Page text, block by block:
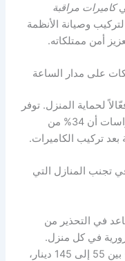
كاميرات مراقبة
مختلفة لتركيب وصيانة الأنظمة
أمن ممتلكاته.
على مدار الساعة
لحماية المنزل. توفر
مراقبة مستمرة للممتلكات. أظهرت الدراسات أن 34% من
تركيب الكاميرات.
في تجنب المنازل التي
في التحذير من
في كل منزل.
تركيب كاميرا لاسلكية في الكويت يتراوح بين 55 إلى 145 دينار،